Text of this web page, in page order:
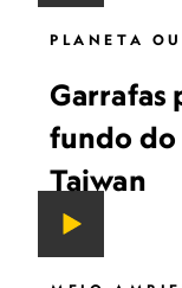
PLANETA
Garrafas
fundo do
Taiwan